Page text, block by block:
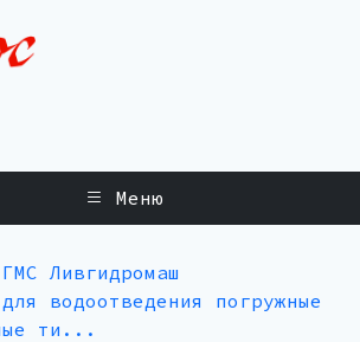
Меню
ГМС Ливгидромаш
водоотведения погружные
ти...